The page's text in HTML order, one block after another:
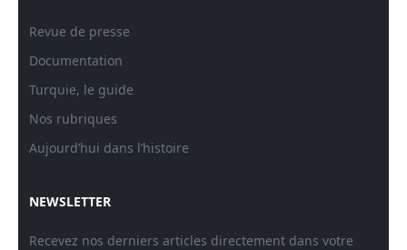
Revue de presse
Documentation
Turquie, le guide
Nos rubriques
Aujourd’hui dans l’histoire
NEWSLETTER
Recevez nos derniers articles directement dans votre